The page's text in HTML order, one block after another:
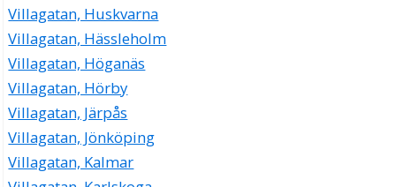
Villagatan, Huskvarna
Villagatan, Hässleholm
Villagatan, Höganäs
Villagatan, Hörby
Villagatan, Järpås
Villagatan, Jönköping
Villagatan, Kalmar